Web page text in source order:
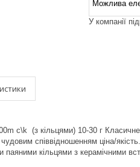
У компанії
c\k (з кільцями) 10-30 г
співвідношенням ціна/
паяними кільцями з керамічними